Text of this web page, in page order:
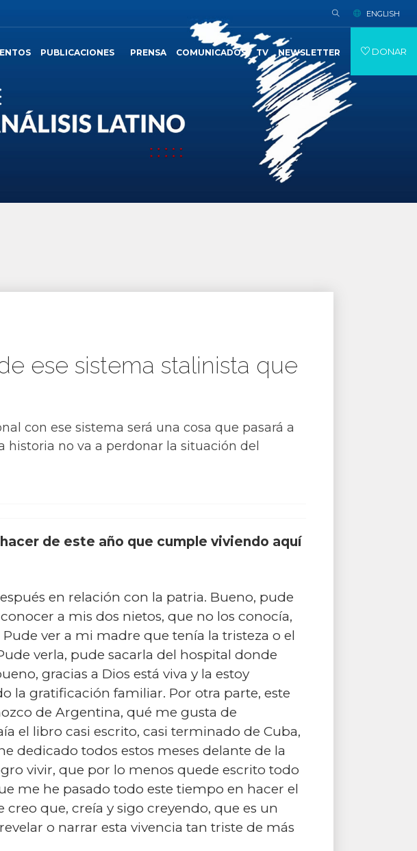
ENGLISH
PUBLICACIONES PRENSA COMUNICADOS TV NEWSLETTER DONAR
ese sistema stalinista que
con ese sistema será una cosa que pasará a
historia no va a perdonar la situación del
de este año que cumple viviendo aquí
en relación con la patria. Bueno, pude
a mis dos nietos, que no los conocía,
ver a mi madre que tenía la tristeza o el
verla, pude sacarla del hospital donde
gracias a Dios está viva y la estoy
la gratificación familiar. Por otra parte, este
de Argentina, qué me gusta de
el libro casi escrito, casi terminado de Cuba,
dedicado todos estos meses delante de la
vivir, que por lo menos quede escrito todo
me he pasado todo este tiempo en hacer el
que, creía y sigo creyendo, que es un
o narrar esta vivencia tan triste de más